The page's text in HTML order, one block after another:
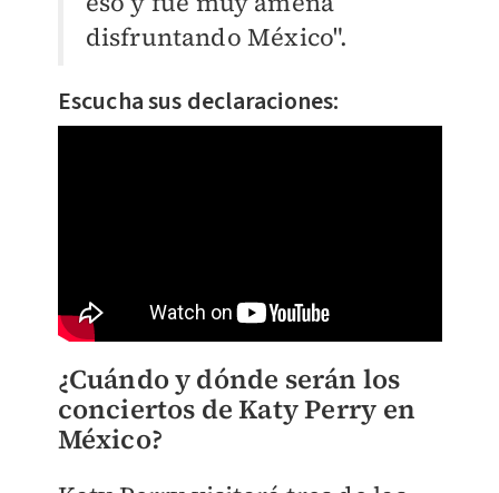
disfruntando México".
Escucha sus declaraciones:
¿Cuándo y dónde serán los
conciertos de Katy Perry en
México?